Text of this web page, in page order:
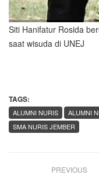
Siti Hanifatur Rosida
saat wisuda di UNEJ
TAGS:
ALUMNI NURIS ALUMNI
SMA NURIS JEMBER
PREVIOUS